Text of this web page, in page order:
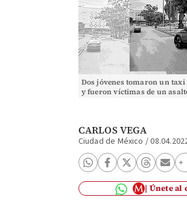
Dos jóvenes tomaron un
y fueron víctimas de un
CARLOS VEGA
Ciudad de México /
Únete al